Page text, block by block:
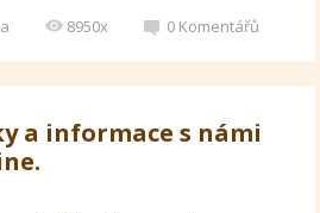
8950x 0 Komentářů
a informace s námi